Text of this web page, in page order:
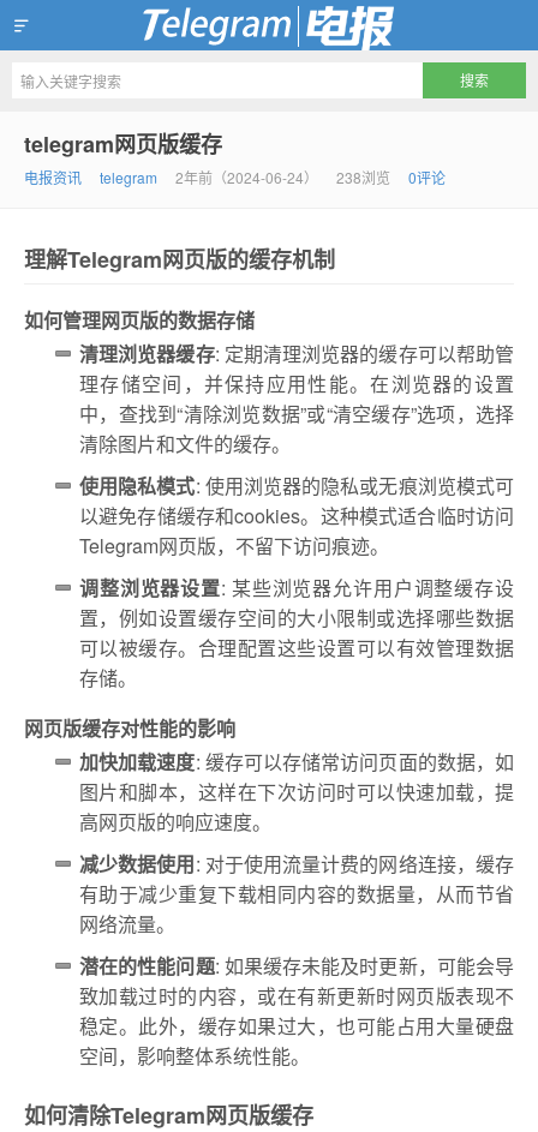
Telegram官方下载资讯网
telegram网页版缓存
电报资讯 telegram 2年前（2024-06-24） 238浏览 0评论
理解Telegram网页版的缓存机制
如何管理网页版的数据存储
清理浏览器缓存: 定期清理浏览器的缓存可以帮助管
理存储空间，并保持应用性能。在浏览器的设置
中，查找到“清除浏览数据”或“清空缓存”选项，选择
清除图片和文件的缓存。
使用隐私模式: 使用浏览器的隐私或无痕浏览模式可
以避免存储缓存和cookies。这种模式适合临时访问
Telegram网页版，不留下访问痕迹。
调整浏览器设置: 某些浏览器允许用户调整缓存设
置，例如设置缓存空间的大小限制或选择哪些数据
可以被缓存。合理配置这些设置可以有效管理数据
存储。
网页版缓存对性能的影响
加快加载速度: 缓存可以存储常访问页面的数据，如
图片和脚本，这样在下次访问时可以快速加载，提
高网页版的响应速度。
减少数据使用: 对于使用流量计费的网络连接，缓存
有助于减少重复下载相同内容的数据量，从而节省
网络流量。
潜在的性能问题: 如果缓存未能及时更新，可能会导
致加载过时的内容，或在有新更新时网页版表现不
稳定。此外，缓存如果过大，也可能占用大量硬盘
空间，影响整体系统性能。
如何清除Telegram网页版缓存